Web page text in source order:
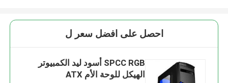
احصل على افضل سعر ل
SPCC RGB أسود ليد الكمبيوتر
الهيكل للوحة الأم ATX